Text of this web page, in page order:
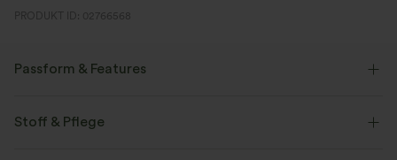
PRODUKT ID: 02766568
Passform & Features
Stoff & Pflege